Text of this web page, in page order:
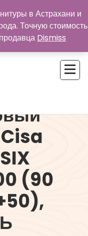
(90
в Астрахани и
Точную стоимость
Dismiss